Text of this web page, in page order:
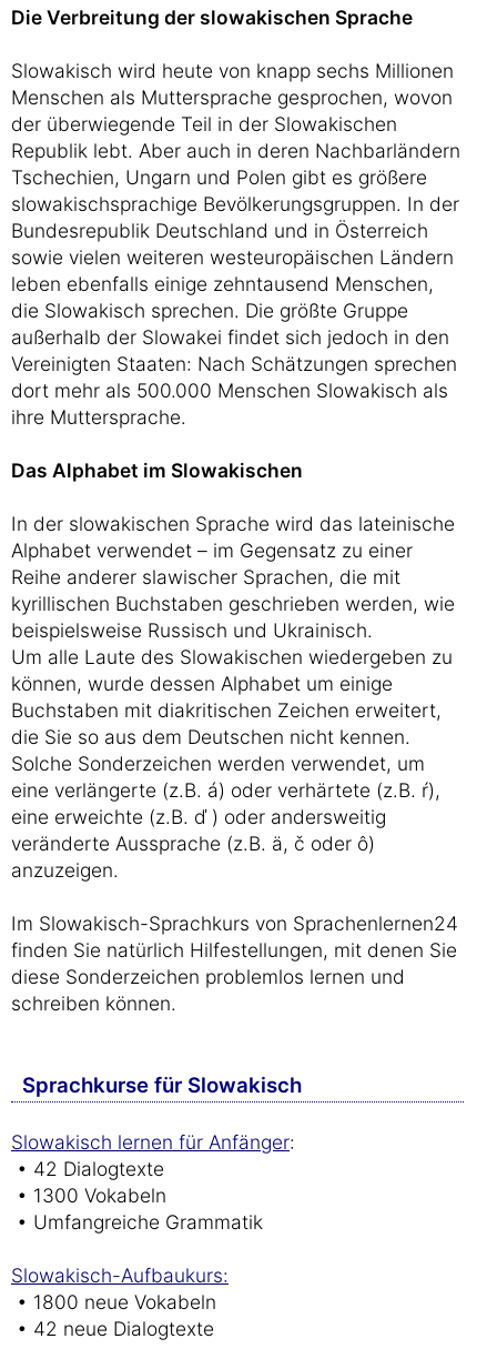
Die Verbreitung der slowakischen Sprache
Slowakisch wird heute von knapp sechs Millionen
Menschen als Muttersprache gesprochen, wovon
der überwiegende Teil in der Slowakischen
Republik lebt. Aber auch in deren Nachbarländern
Tschechien, Ungarn und Polen gibt es größere
slowakischsprachige Bevölkerungsgruppen. In der
Bundesrepublik Deutschland und in Österreich
sowie vielen weiteren westeuropäischen Ländern
leben ebenfalls einige zehntausend Menschen,
die Slowakisch sprechen. Die größte Gruppe
außerhalb der Slowakei findet sich jedoch in den
Vereinigten Staaten: Nach Schätzungen sprechen
dort mehr als 500.000 Menschen Slowakisch als
ihre Muttersprache.
Das Alphabet im Slowakischen
In der slowakischen Sprache wird das lateinische
Alphabet verwendet – im Gegensatz zu einer
Reihe anderer slawischer Sprachen, die mit
kyrillischen Buchstaben geschrieben werden, wie
beispielsweise Russisch und Ukrainisch.
Um alle Laute des Slowakischen wiedergeben zu
können, wurde dessen Alphabet um einige
Buchstaben mit diakritischen Zeichen erweitert,
die Sie so aus dem Deutschen nicht kennen.
Solche Sonderzeichen werden verwendet, um
eine verlängerte (z.B. á) oder verhärtete (z.B. ŕ),
eine erweichte (z.B. ď ) oder andersweitig
veränderte Aussprache (z.B. ä, č oder ô)
anzuzeigen.
Im Slowakisch-Sprachkurs von Sprachenlernen24
finden Sie natürlich Hilfestellungen, mit denen Sie
diese Sonderzeichen problemlos lernen und
schreiben können.
Sprachkurse für Slowakisch
Slowakisch lernen für Anfänger:
• 42 Dialogtexte
• 1300 Vokabeln
• Umfangreiche Grammatik
Slowakisch-Aufbaukurs:
• 1800 neue Vokabeln
• 42 neue Dialogtexte